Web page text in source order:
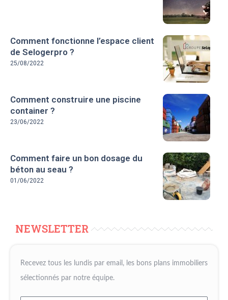
Comment fonctionne l’espace client
de Selogerpro ?
25/08/2022
Comment construire une piscine
container ?
23/06/2022
Comment faire un bon dosage du
béton au seau ?
01/06/2022
NEWSLETTER
Recevez tous les lundis par email, les bons plans immobiliers
sélectionnés par notre équipe.